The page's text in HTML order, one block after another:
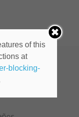
of this
at
blocking-